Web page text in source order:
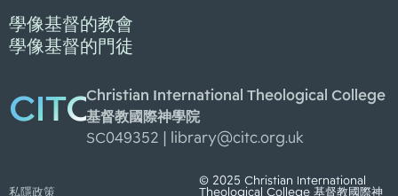
學像基督的教會
學像基督的門徒
CITCChristian International Theological College
基督教國際神學院
SC049352 |
library@citc.org.uk
私隱政策
© 2025 Christian International
Theological College 基督教國際神